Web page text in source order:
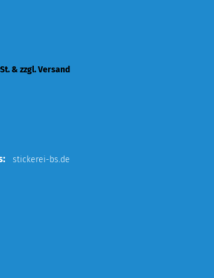
& zzgl. Versand
stickerei-bs.de